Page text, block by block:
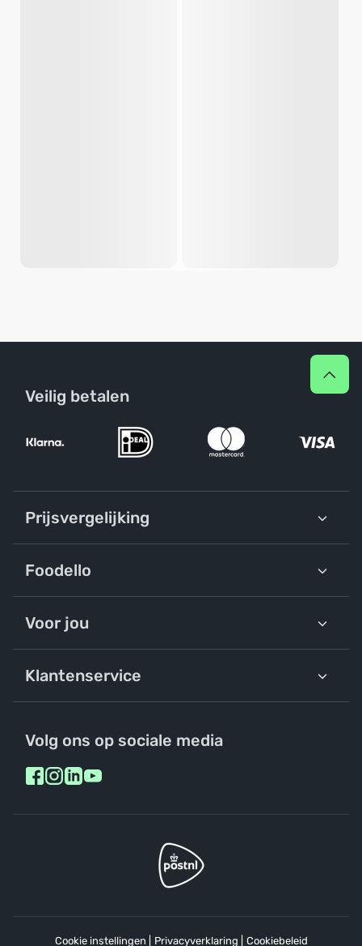
Veilig betalen
Prijsvergelijking
Foodello
Voor jou
Klantenservice
Volg ons op sociale media
Cookie instellingen Privacyverklaring Cookiebeleid